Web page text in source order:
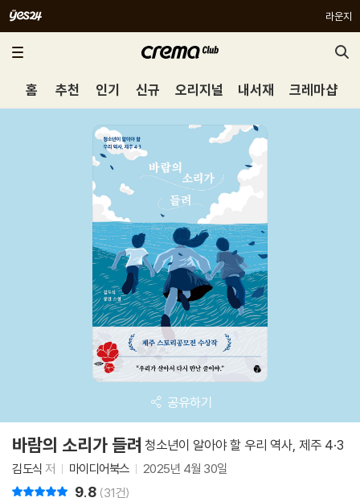
라운지
홈 추천 인기 신규 오리지널 내서재 크레마샵
공유하기
바람의 소리가 들려 청소년이 알아야 할 우리 역사, 제주 4·3
김도식 저 마이디어북스 2025년 4월 30일
9.8 (31건)